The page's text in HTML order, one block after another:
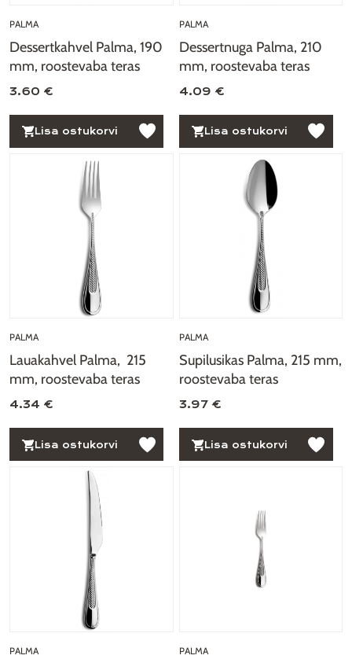
PALMA
Dessertkahvel Palma, 190
mm, roostevaba teras
3.60 €
Lisa ostukorvi
PALMA
Dessertnuga Palma, 210
mm, roostevaba teras
4.09 €
Lisa ostukorvi
PALMA
Lauakahvel Palma, 215
mm, roostevaba teras
4.34 €
Lisa ostukorvi
PALMA
Supilusikas Palma, 215 mm,
roostevaba teras
3.97 €
Lisa ostukorvi
PALMA PALMA